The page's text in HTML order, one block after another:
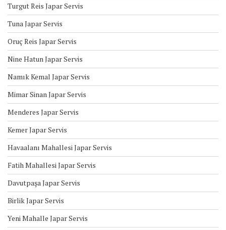
Turgut Reis Japar Servis
Tuna Japar Servis
Oruç Reis Japar Servis
Nine Hatun Japar Servis
Namık Kemal Japar Servis
Mimar Sinan Japar Servis
Menderes Japar Servis
Kemer Japar Servis
Havaalanı Mahallesi Japar Servis
Fatih Mahallesi Japar Servis
Davutpaşa Japar Servis
Birlik Japar Servis
Yeni Mahalle Japar Servis